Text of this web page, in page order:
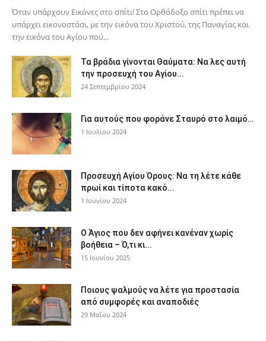
Όταν υπάρχουν Εικόνες στο σπίτι! Στο Ορθόδοξο σπίτι πρέπει να
υπάρχει εικονοστάσι, με την εικόνα του Χριστού, της Παν­αγίας και
την εικόνα του Αγίου πού...
Τα βράδια γίνονται Θαύματα: Να λες αυτή
την προσευχή του Αγίου...
24 Σεπτεμβρίου 2024
Για αυτούς που φοράνε Σταυρό στο λαιμό…
1 Ιουλίου 2024
Προσευχή Αγίου Όρους: Να τη λέτε κάθε
πρωί και τίποτα κακό...
1 Ιουνίου 2024
Ο Άγιος που δεν αφήνει κανέναν χωρίς
βοήθεια – Ό,τι κι...
15 Ιουνίου 2025
Ποιους ψαλμούς να λέτε για προστασία
από συμφορές και αναποδιές
29 Μαΐου 2024